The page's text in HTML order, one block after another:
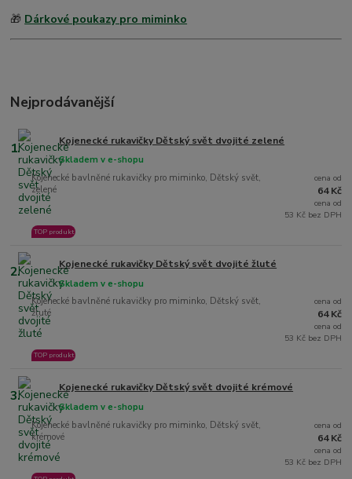
🎁 Dárkové poukazy pro miminko
Nejprodávanější
1. Kojenecké rukavičky Dětský svět dvojité zelené
Kojenecké bavlněné rukavičky pro miminko, Dětský svět,
zelené
Skladem v e-shopu
TOP produkt
cena od
64 Kč
cena od
53 Kč bez DPH
2. Kojenecké rukavičky Dětský svět dvojité žluté
Kojenecké bavlněné rukavičky pro miminko, Dětský svět,
žluté
Skladem v e-shopu
TOP produkt
cena od
64 Kč
cena od
53 Kč bez DPH
3. Kojenecké rukavičky Dětský svět dvojité krémové
Kojenecké bavlněné rukavičky pro miminko, Dětský svět,
krémové
Skladem v e-shopu
cena od
64 Kč
cena od
53 Kč bez DPH